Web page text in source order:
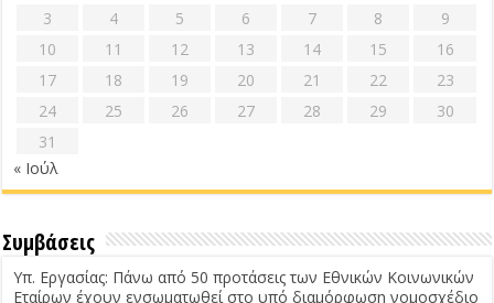
3
4 5 6 7 8
9
10
11 12 13 14 15
16
17
18 19 20 21 22
23
24
25 26 27 28 29
30
31
« Ιούλ
Συμβάσεις
Υπ. Εργασίας: Πάνω από 50 προτάσεις των Εθνικών Κοινωνικών
Εταίρων έχουν ενσωματωθεί στο υπό διαμόρφωση νομοσχέδιο